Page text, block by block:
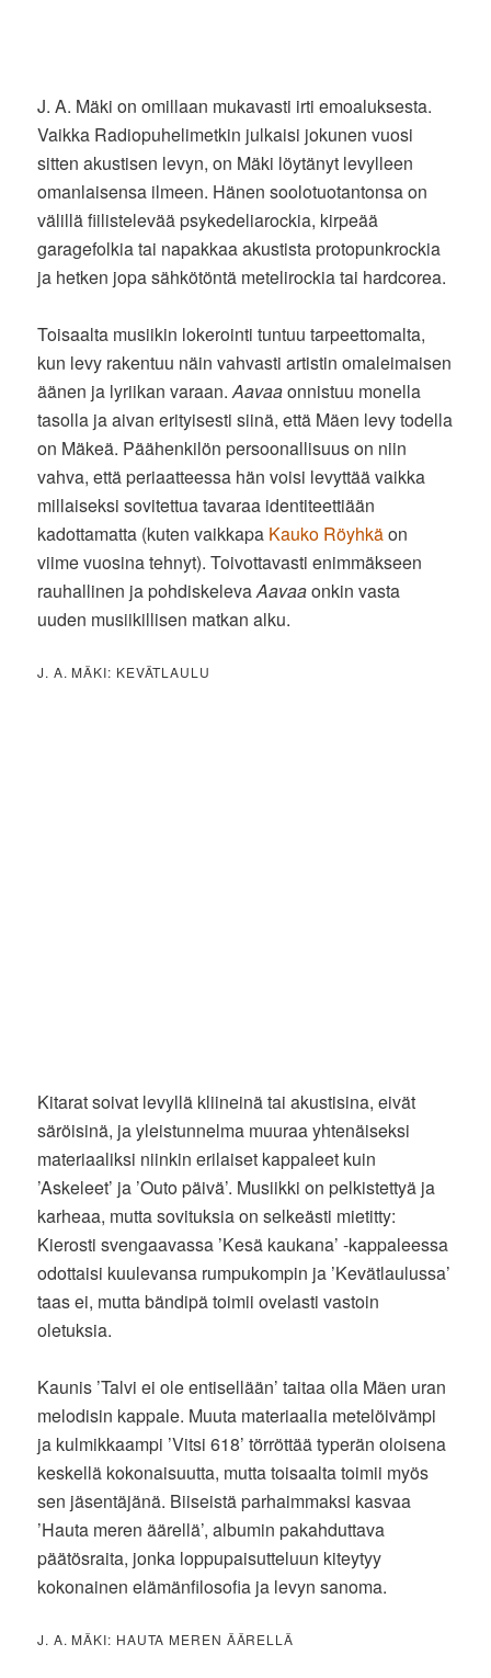
J. A. Mäki on omillaan mukavasti irti emoaluksesta.
Vaikka Radiopuhelimetkin julkaisi jokunen vuosi
sitten akustisen levyn, on Mäki löytänyt levylleen
omanlaisensa ilmeen. Hänen soolotuotantonsa on
välillä fiilistelevää psykedeliarockia, kirpeää
garagefolkia tai napakkaa akustista protopunkrockia
ja hetken jopa sähkötöntä metelirockia tai hardcorea.
Toisaalta musiikin lokerointi tuntuu tarpeettomalta,
kun levy rakentuu näin vahvasti artistin omaleimaisen
äänen ja lyriikan varaan.Aavaaonnistuu monella
tasolla ja aivan erityisesti siinä, että Mäen levy todella
on Mäkeä. Päähenkilön persoonallisuus on niin
vahva, että periaatteessa hän voisi levyttää vaikka
millaiseksi sovitettua tavaraa identiteettiään
kadottamatta (kuten vaikkapa Kauko Röyhkäon
viime vuosina tehnyt). Toivottavasti enimmäkseen
rauhallinen ja pohdiskelevaAavaaonkin vasta
uuden musiikillisen matkan alku.
J. A. MÄKI: KEVÄTLAULU
Kitarat soivat levyllä kliineinä tai akustisina, eivät
säröisinä, ja yleistunnelma muuraa yhtenäiseksi
materiaaliksi niinkin erilaiset kappaleet kuin
’Askeleet’ ja ’Outo päivä’. Musiikki on pelkistettyä ja
karheaa, mutta sovituksia on selkeästi mietitty:
Kierosti svengaavassa ’Kesä kaukana’ -kappaleessa
odottaisi kuulevansa rumpukompin ja ’Kevätlaulussa’
taas ei, mutta bändipä toimii ovelasti vastoin
oletuksia.
Kaunis ’Talvi ei ole entisellään’ taitaa olla Mäen uran
melodisin kappale. Muuta materiaalia metelöivämpi
ja kulmikkaampi ’Vitsi 618’ törröttää typerän oloisena
keskellä kokonaisuutta, mutta toisaalta toimii myös
sen jäsentäjänä. Biiseistä parhaimmaksi kasvaa
’Hauta meren äärellä’, albumin pakahduttava
päätösraita, jonka loppupaisutteluun kiteytyy
kokonainen elämänfilosofia ja levyn sanoma.
J. A. MÄKI: HAUTA MEREN ÄÄRELLÄ